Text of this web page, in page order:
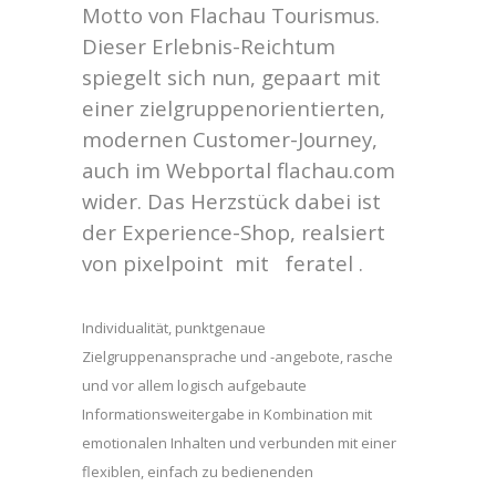
Motto von Flachau Tourismus.
Dieser Erlebnis-Reichtum
spiegelt sich nun, gepaart mit
einer zielgruppenorientierten,
modernen Customer-Journey,
auch im Webportal flachau.com
wider. Das Herzstück dabei ist
der Experience-Shop, realsiert
von pixelpoint mit feratel .
Individualität, punktgenaue
Zielgruppenansprache und -angebote, rasche
und vor allem logisch aufgebaute
Informationsweitergabe in Kombination mit
emotionalen Inhalten und verbunden mit einer
flexiblen, einfach zu bedienenden